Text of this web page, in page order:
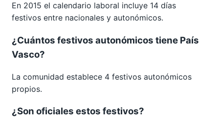
En 2015 el calendario laboral incluye 14 días
festivos entre nacionales y autonómicos.
¿Cuántos festivos autonómicos tiene País
Vasco?
La comunidad establece 4 festivos autonómicos
propios.
¿Son oficiales estos festivos?